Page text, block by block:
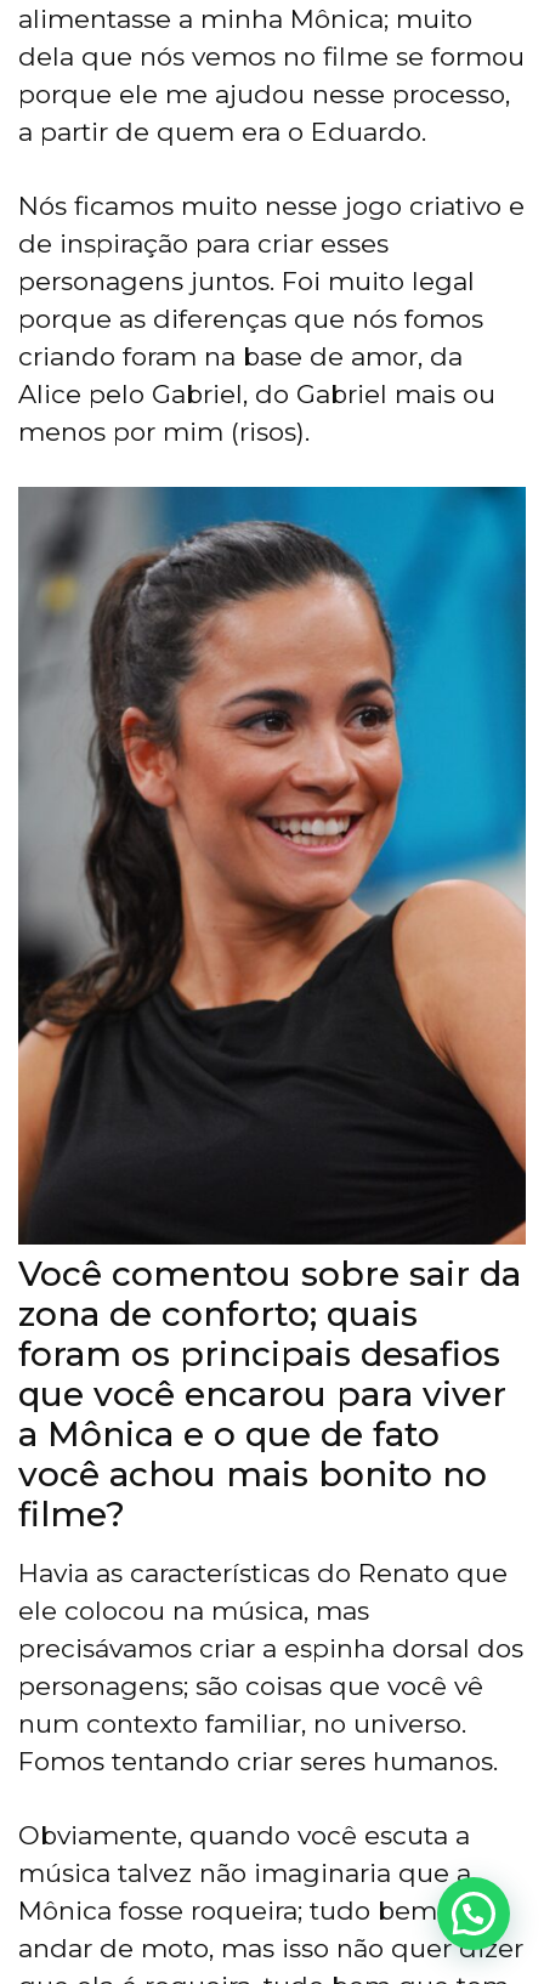
alimentasse a minha Mônica; muito
dela que nós vemos no filme se formou
porque ele me ajudou nesse processo,
a partir de quem era o Eduardo.
Nós ficamos muito nesse jogo criativo e
de inspiração para criar esses
personagens juntos. Foi muito legal
porque as diferenças que nós fomos
criando foram na base de amor, da
Alice pelo Gabriel, do Gabriel mais ou
menos por mim (risos).
Você comentou sobre sair da
zona de conforto; quais
foram os principais desafios
que você encarou para viver
a Mônica e o que de fato
você achou mais bonito no
filme?
Havia as características do Renato que
ele colocou na música, mas
precisávamos criar a espinha dorsal dos
personagens; são coisas que você vê
num contexto familiar, no universo.
Fomos tentando criar seres humanos.
Obviamente, quando você escuta a
música talvez não imaginaria que a
Mônica fosse roqueira; tudo bem ela
andar de moto, mas isso não quer dizer
Precisa de Ajuda?